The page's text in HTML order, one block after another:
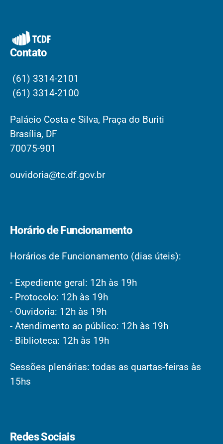
Contato
(61) 3314-2101
(61) 3314-2100
Palácio Costa e Silva, Praça do Buriti
Brasília, DF
70075-901
ouvidoria@tc.df.gov.br
Horário de Funcionamento
Horários de Funcionamento (dias úteis):
- Expediente geral: 12h às 19h
- Protocolo: 12h às 19h
- Ouvidoria: 12h às 19h
- Atendimento ao público: 12h às 19h
- Biblioteca: 12h às 19h
Sessões plenárias: todas as quartas-feiras às
15hs
Redes Sociais